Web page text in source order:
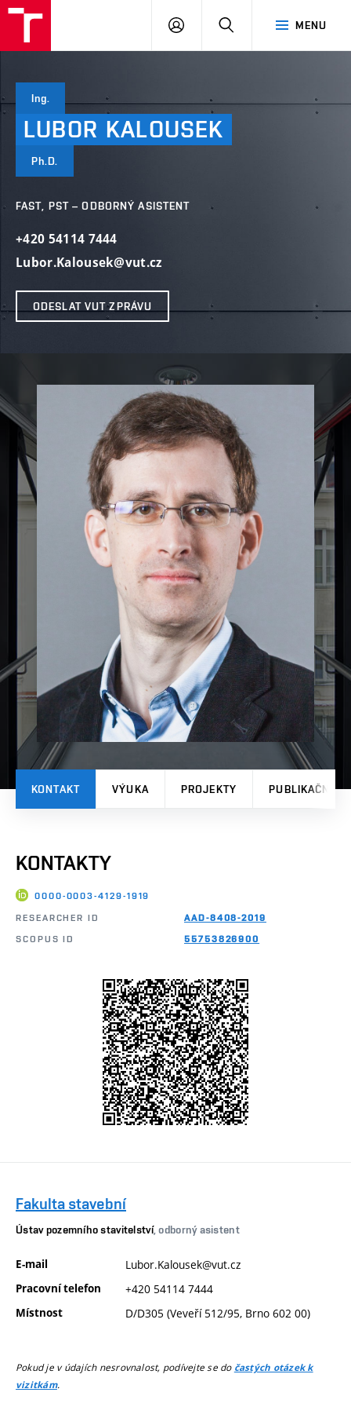
MENU
PŘIHLÁSIT
Ing.
LUBOR KALOUSEK
Ph.D.
FAST, PST – ODBORNÝ ASISTENT
+420 54114 7444
Lubor.Kalousek@vut.cz
ODESLAT VUT ZPRÁVU
KONTAKT VÝUKA PROJEKTY PUBLIKAČNÍ
KONTAKTY
0000-0003-4129-1919
RESEARCHER ID
AAD-8408-2019
SCOPUS ID
55753826900
Fakulta stavební
Ústav pozemního stavitelství, odborný asistent
E-mail Lubor.Kalousek@vut.cz
Pracovní telefon +420 54114 7444
Místnost D/D305 (Veveří 512/95, Brno 602 00)
Pokud je v údajích nesrovnalost, podívejte se do častých otázek k
vizitkám.